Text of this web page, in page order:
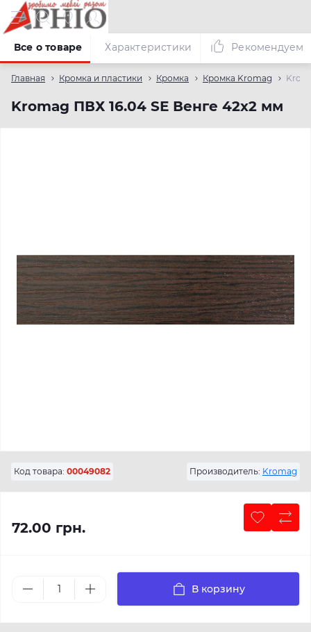
Главная Кромка и пластики Кромка Кромка Kromag
Kromag ПВХ 16.04 SЕ Венге 42х2 мм
Все о товаре Характеристики Рекомендуем
Код товара: 00049082 Производитель: Kromag
72.00 грн.
В корзину